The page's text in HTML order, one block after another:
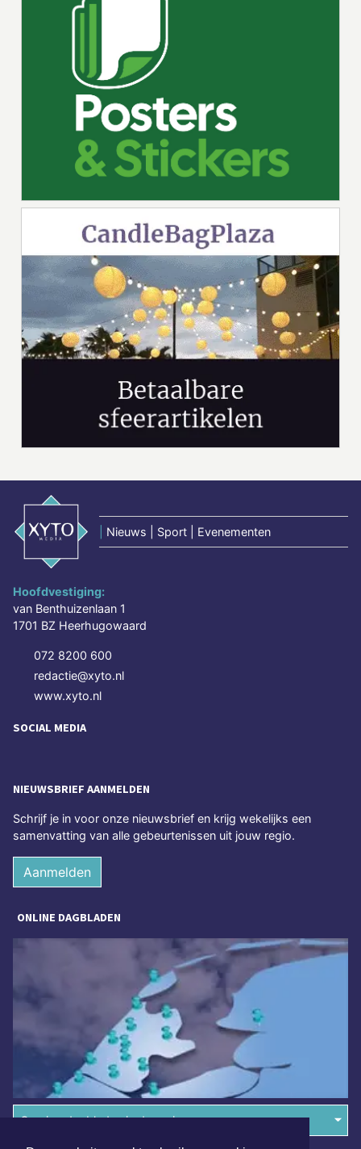
Nieuws | Sport | Evenementen
Hoofdvestiging:
van Benthuizenlaan 1
1701 BZ Heerhugowaard
072 8200 600
redactie@xyto.nl
www.xyto.nl
SOCIAL MEDIA
NIEUWSBRIEF AANMELDEN
Schrijf je in voor onze nieuwsbrief en krijg wekelijks een
samenvatting van alle gebeurtenissen uit jouw regio.
Aanmelden
ONLINE DAGBLADEN
Overige dagbladen in de regio